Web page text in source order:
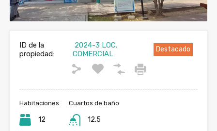
ID de la
propiedad:
2024-3 LOC.
COMERCIAL
Destacado
Habitaciones
12
Cuartos de baño
12.5